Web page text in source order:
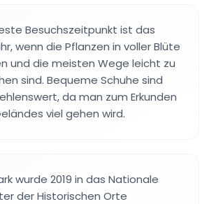
Besuchszeitpunkt ist das
wenn die Pflanzen in voller Blüte
und die meisten Wege leicht zu
sind. Bequeme Schuhe sind
da man zum Erkunden
viel gehen wird.
wurde 2019 in das Nationale
der Historischen Orte